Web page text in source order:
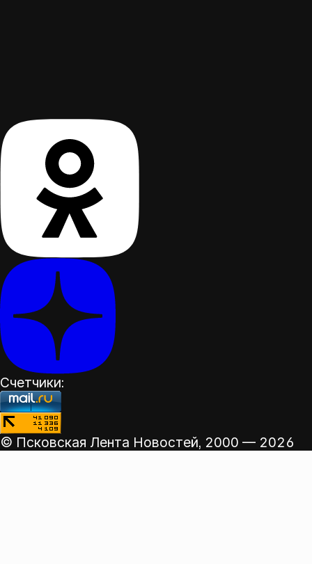
Счетчики:
© Псковская Лента Новостей, 2000 — 2026